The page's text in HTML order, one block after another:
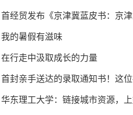
首经贸发布《京津冀蓝皮书：京
我的暑假有滋味
在行走中汲取成长的力量
首封亲手送达的录取通知书！这位
华东理工大学：链接城市资源，上